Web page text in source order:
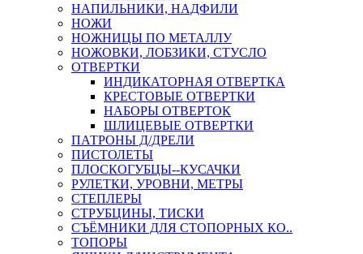
НАПИЛЬНИКИ, НАДФИЛИ
НОЖИ
НОЖНИЦЫ ПО МЕТАЛЛУ
НОЖОВКИ, ЛОБЗИКИ, СТУСЛО
ОТВЕРТКИ
ИНДИКАТОРНАЯ ОТВЕРТКА
КРЕСТОВЫЕ ОТВЕРТКИ
НАБОРЫ ОТВЕРТОК
ШЛИЦЕВЫЕ ОТВЕРТКИ
ПАТРОНЫ Д/ДРЕЛИ
ПИСТОЛЕТЫ
ПЛОСКОГУБЦЫ--КУСАЧКИ
РУЛЕТКИ, УРОВНИ, МЕТРЫ
СТЕПЛЕРЫ
СТРУБЦИНЫ, ТИСКИ
СЪЁМНИКИ ДЛЯ СТОПОРНЫХ КО..
ТОПОРЫ